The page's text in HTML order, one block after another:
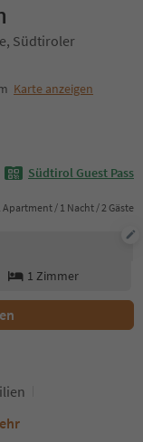
Südtiroler
Karte anzeigen
Südtirol Guest Pass
Apartment / 1 Nacht / 2 Gäste
1 Zimmer